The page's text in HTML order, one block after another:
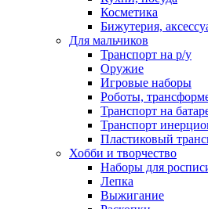
Косметика
Бижутерия,
Для мальчиков
Транспорт на р/у
Оружие
Игровые наборы
Роботы,
Транспорт на
Транспорт
Пластиковый
Хобби и творчество
Наборы для
Лепка
Выжигание